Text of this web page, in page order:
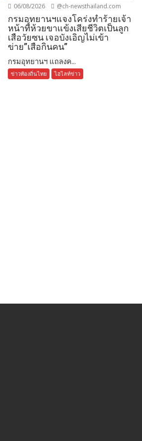
06/08/2026 @ch-newsthailand.com
กรมอุทยานฯแจงโคร่งทำร้ายเจ้า
หน้าที่ห้วยขาแข้งเสียชีวิตเป็นลูก
เสือวัยซน เจอบังเอิญไม่เข้า
ข่าย”เสือกินคน”
กรมอุทยานฯ แถลงค...
ข่าวท้องถิ่นไทย ไฮไลท์ข่าว